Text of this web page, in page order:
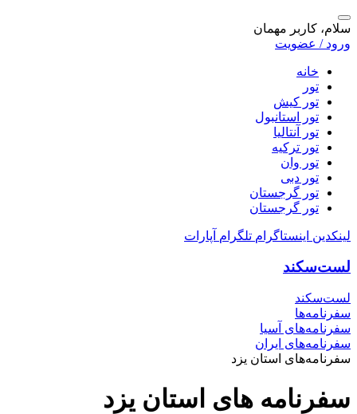
سلام، کاربر مهمان
ورود / عضویت
خانه
تور
تور کیش
تور استانبول
تور آنتالیا
تور ترکیه
تور وان
تور دبی
تور گرجستان
تور گرجستان
لینکدین اینستاگرام تلگرام آپارات
لست‌سکند
لست‌سکند
سفرنامه‌ها
سفرنامه‌های آسیا
سفرنامه‌های ایران
سفرنامه‌های استان یزد
سفرنامه های استان یزد